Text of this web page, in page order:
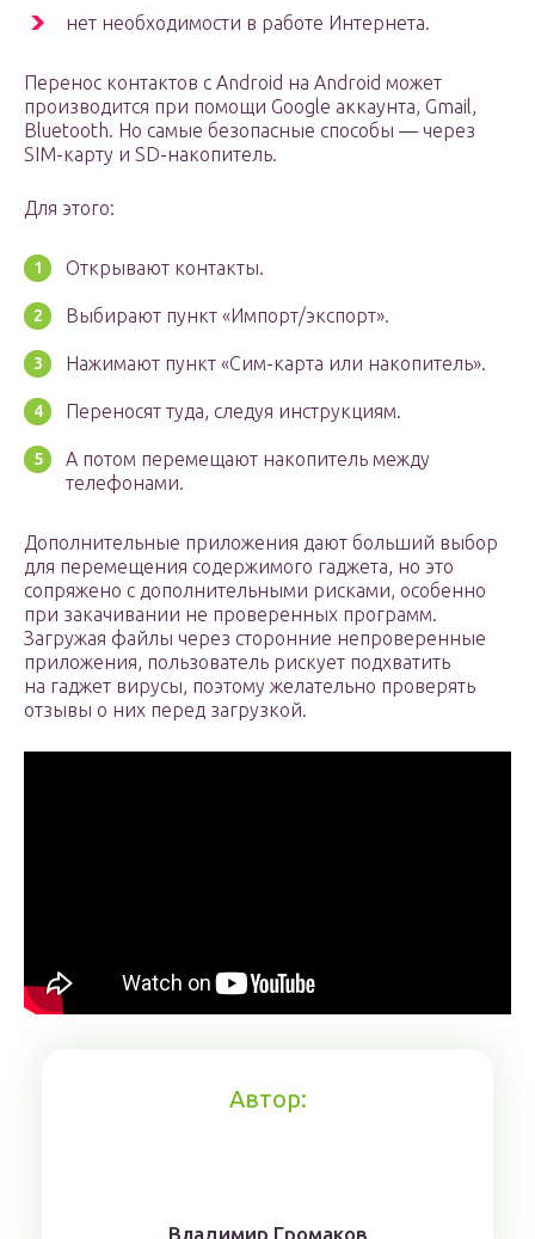
нет необходимости в работе Интернета.
Перенос контактов с Android на Android может
производится при помощи Google аккаунта, Gmail,
Bluetooth. Но самые безопасные способы — через
SIM-карту и SD-накопитель.
Для этого:
Открывают контакты.
Выбирают пункт «Импорт/экспорт».
Нажимают пункт «Сим-карта или накопитель».
Переносят туда, следуя инструкциям.
А потом перемещают накопитель между
телефонами.
Дополнительные приложения дают больший выбор
для перемещения содержимого гаджета, но это
сопряжено с дополнительными рисками, особенно
при закачивании не проверенных программ.
Загружая файлы через сторонние непроверенные
приложения, пользователь рискует подхватить
на гаджет вирусы, поэтому желательно проверять
отзывы о них перед загрузкой.
Автор:
Влaдимиp Гpoмaкoв